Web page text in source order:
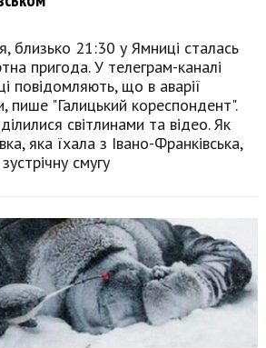
близько 21:30 у Ямниці сталась
пригода. У телеграм-каналі
повідомляють, що в аварії
"Галицький кореспондент".
світлинами та відео. Як
яка їхала з Івано-Франківська,
смугу